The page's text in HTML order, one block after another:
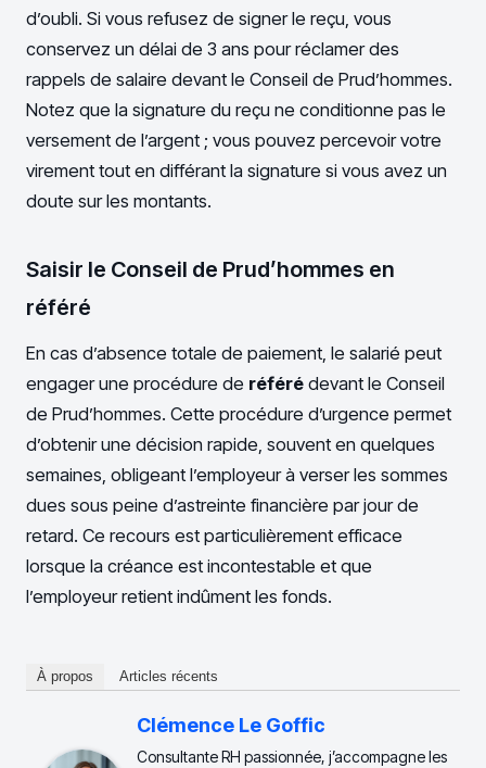
d’oubli. Si vous refusez de signer le reçu, vous
conservez un délai de 3 ans pour réclamer des
rappels de salaire devant le Conseil de Prud’hommes.
Notez que la signature du reçu ne conditionne pas le
versement de l’argent ; vous pouvez percevoir votre
virement tout en différant la signature si vous avez un
doute sur les montants.
Saisir le Conseil de Prud’hommes en
référé
En cas d’absence totale de paiement, le salarié peut
engager une procédure de référé devant le Conseil
de Prud’hommes. Cette procédure d’urgence permet
d’obtenir une décision rapide, souvent en quelques
semaines, obligeant l’employeur à verser les sommes
dues sous peine d’astreinte financière par jour de
retard. Ce recours est particulièrement efficace
lorsque la créance est incontestable et que
l’employeur retient indûment les fonds.
À propos Articles récents
Clémence Le Goffic
Consultante RH passionnée, j’accompagne les